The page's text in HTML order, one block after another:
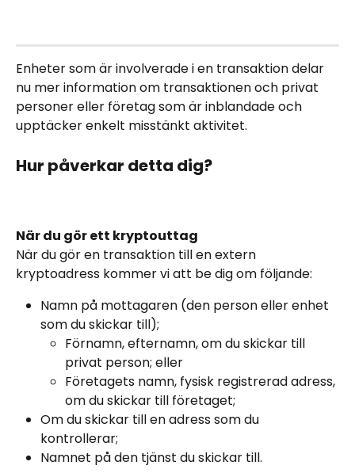
Enheter som är involverade i en transaktion delar
nu mer information om transaktionen och privat
personer eller företag som är inblandade och
upptäcker enkelt misstänkt aktivitet.
Hur påverkar detta dig?
När du gör ett kryptouttag
När du gör en transaktion till en extern
kryptoadress kommer vi att be dig om följande:
Namn på mottagaren (den person eller enhet
som du skickar till);
Förnamn, efternamn, om du skickar till
privat person; eller
Företagets namn, fysisk registrerad adress,
om du skickar till företaget;
Om du skickar till en adress som du
kontrollerar;
Namnet på den tjänst du skickar till.